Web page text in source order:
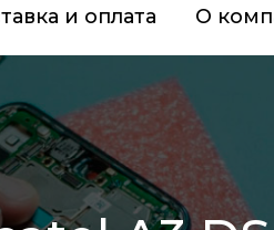
и оплата О